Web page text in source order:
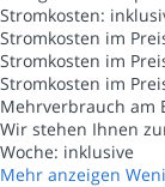
Stromkosten:
Stromkosten im
Stromkosten im
Stromkosten im
Mehrverbrauch am
Wir stehen Ihnen
Woche: inklusive
Mehr anzeigen